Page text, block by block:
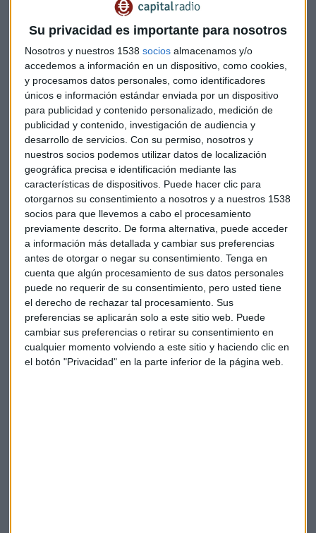
Su privacidad es importante para nosotros
Nosotros y nuestros 1538 socios almacenamos y/o
accedemos a información en un dispositivo, como cookies,
y procesamos datos personales, como identificadores
únicos e información estándar enviada por un dispositivo
para publicidad y contenido personalizado, medición de
publicidad y contenido, investigación de audiencia y
desarrollo de servicios. Con su permiso, nosotros y
nuestros socios podemos utilizar datos de localización
geográfica precisa e identificación mediante las
características de dispositivos. Puede hacer clic para
otorgarnos su consentimiento a nosotros y a nuestros 1538
socios para que llevemos a cabo el procesamiento
previamente descrito. De forma alternativa, puede acceder
a información más detallada y cambiar sus preferencias
antes de otorgar o negar su consentimiento. Tenga en
cuenta que algún procesamiento de sus datos personales
puede no requerir de su consentimiento, pero usted tiene
el derecho de rechazar tal procesamiento. Sus
preferencias se aplicarán solo a este sitio web. Puede
cambiar sus preferencias o retirar su consentimiento en
cualquier momento volviendo a este sitio y haciendo clic en
el botón "Privacidad" en la parte inferior de la página web.
encuentran certificaciones en el ámbito digital, como las de
Google, Linux, Microsoft, Pega System y SAP. También se
incluyen formación en la economía productiva, como la de
la Agencia de Seguridad Aérea, y carnets profesionales de
conducción de autobús y camiones, respondiendo a la alta
demanda de estos sectores.
Hasta la fecha, las convocatorias han contado con un total
de 66.000 participantes, con 1.000 solicitudes actuales y
600.000 euros ya otorgados. "El perfil de los solicitantes
suele ser el de un hombre desempleado con educación
media o superior, mayor de 35 años, y residente en Cataluña
o Andalucía, principalmente en sectores de transporte y
Marina Mercante" nos explicaba nuestra otra invitada
Yolanda Ponce.
Yolanda Ponce: "El porcentaje de mujeres
que solicitan competencias digitales es
más elevado que el de hombres"
A pesar del éxito de la convocatoria, se observa una menor
participación de mujeres y Yolanda nos aclara que "es